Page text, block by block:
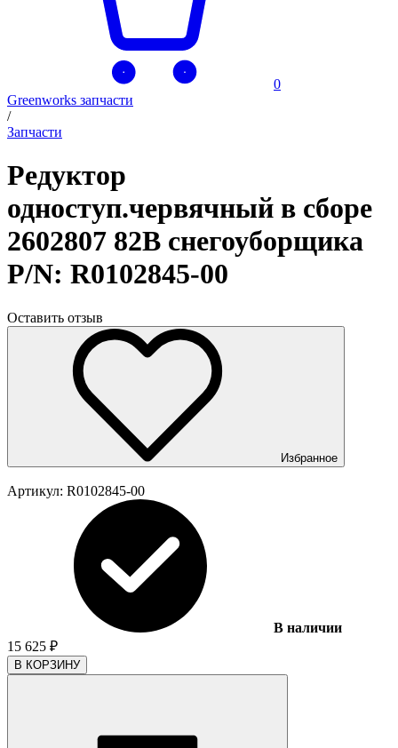
0
Greenworks запчасти
/
Запчасти
Редуктор
одноступ.червячный в сборе
2602807 82В снегоуборщика
P/N: R0102845-00
Оставить отзыв
Избранное
Артикул: R0102845-00
В наличии
15 625 ₽
В КОРЗИНУ